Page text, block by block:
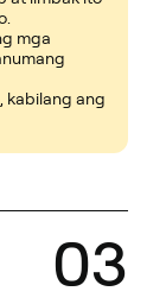
mga
kabilang ang
03